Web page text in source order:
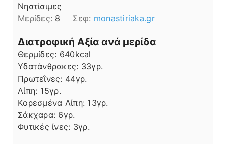
Νηστίσιμες
Μερίδες: 8 Σεφ: monastiriaka.gr
Διατροφική Αξία ανά μερίδα
Θερμίδες: 640kcal
Υδατάνθρακες: 33γρ.
Πρωτεΐνες: 44γρ.
Λίπη
Λίπη: 15γρ.
Κορεσμένα Λίπη: 13γρ.
Σάκχαρα: 6γρ.
Φυτικές ίνες: 3γρ.